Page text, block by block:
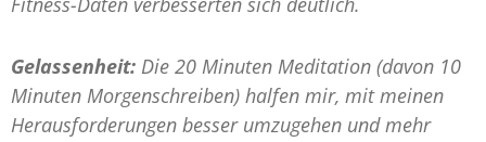
Gelassenheit: Die 20 Minuten Meditation (davon 10
Minuten Morgenschreiben) halfen mir, mit meinen
Herausforderungen besser umzugehen und mehr